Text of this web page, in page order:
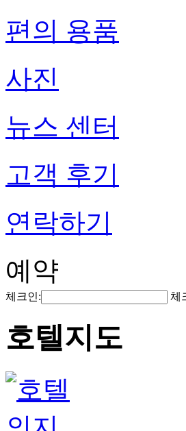
편의 용품
사진
뉴스 센터
고객 후기
연락하기
예약
체크인: 체
호텔지도